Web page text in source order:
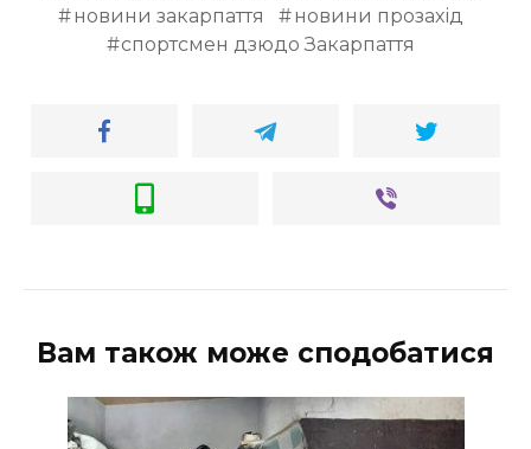
новини закарпаття
новини прозахід
спортсмен дзюдо Закарпаття
Вам також може сподобатися